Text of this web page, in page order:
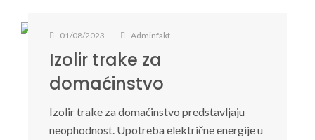
01/08/2023 Adminfakt
Izolir trake za
domaćinstvo
Izolir trake za domaćinstvo predstavljaju
neophodnost. Upotreba električne energije u